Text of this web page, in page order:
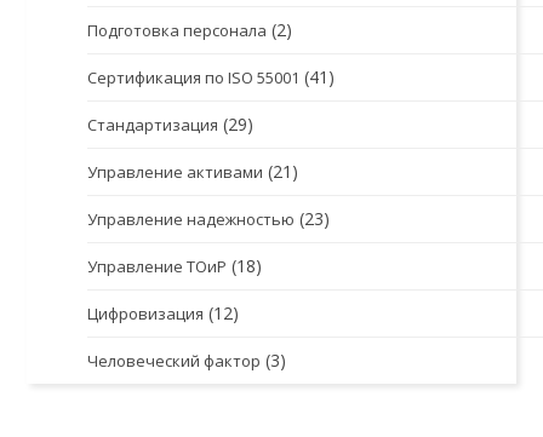
Подготовка персонала (2)
Сертификация по ISO 55001 (41)
Стандартизация (29)
Управление активами (21)
Управление надежностью (23)
Управление ТОиР (18)
Цифровизация (12)
Человеческий фактор (3)